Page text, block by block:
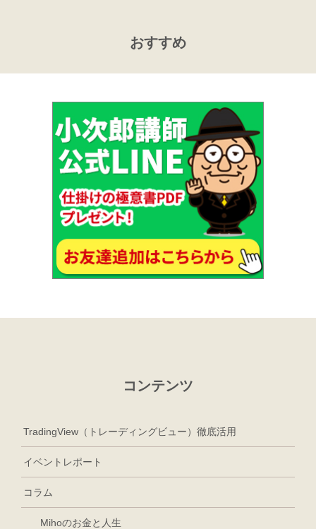
おすすめ
コンテンツ
TradingView（トレーディングビュー）徹底活用
イベントレポート
コラム
Mihoのお金と人生